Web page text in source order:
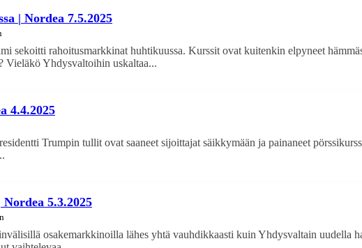
| Nordea 7.5.2025
sekoitti rahoitusmarkkinat huhtikuussa. Kurssit ovat kuitenkin elpyneet
Vieläkö Yhdysvaltoihin uskaltaa...
4.4.2025
Trumpin tullit ovat saaneet sijoittajat säikkymään ja painaneet
5.3.2025
osakemarkkinoilla lähes yhtä vauhdikkaasti kuin Yhdysvaltain uudella